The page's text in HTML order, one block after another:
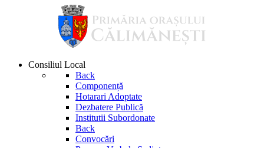
Consiliul Local
Back
Componență
Hotarari Adoptate
Dezbatere Publică
Institutii Subordonate
Back
Convocări